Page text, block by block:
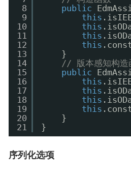
8
9
10
11
12
13
14
15
16
17
18
19
20
21
public
this
this
this
this
}
// 版本感知构造
public
this
this
this
this
}
}
序列化选项